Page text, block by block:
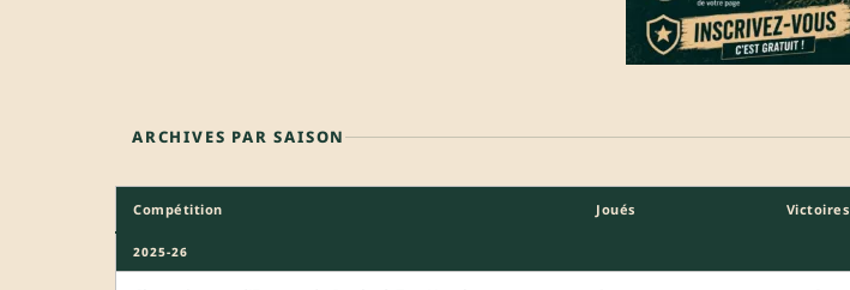
ARCHIVES PAR SAISON
Compétition Joués Victoires
2025-26